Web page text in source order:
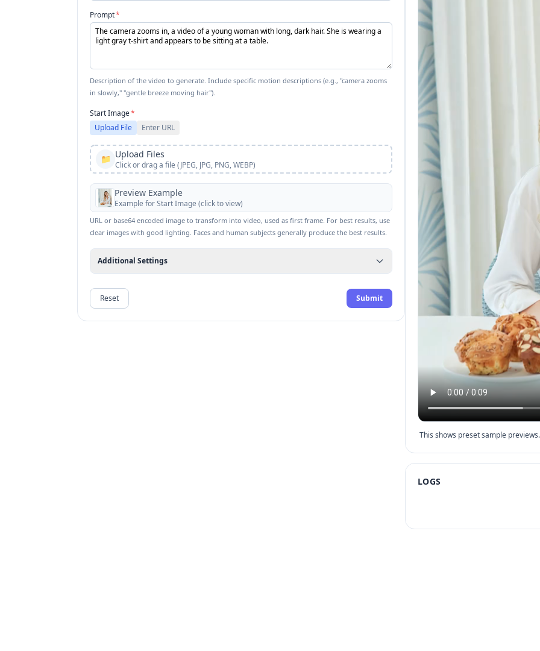
Prompt*
Description of the video to generate. Include specific motion descriptions (e.g., "camera zooms
in slowly," "gentle breeze moving hair").
Start Image*
Upload File
Enter URL
📁 Upload Files
Click or drag a file (JPEG, JPG, PNG, WEBP)
Preview Example
Example forStart Image (click to view)
URL or base64 encoded image to transform into video, used as first frame. For best results, use
clear images with good lighting. Faces and human subjects generally produce the best results.
Additional Settings
Reset Submit
This shows preset sample
LOGS